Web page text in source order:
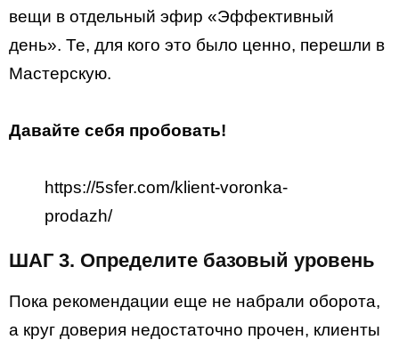
вещи в отдельный эфир «Эффективный
день». Те, для кого это было ценно, перешли в
Мастерскую.
Давайте себя пробовать!
https://5sfer.com/klient-voronka-
prodazh/
ШАГ 3. Определите базовый уровень
Пока рекомендации еще не набрали оборота,
а круг доверия недостаточно прочен, клиенты